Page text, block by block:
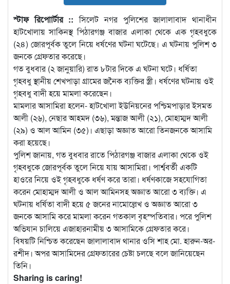
স্টাফ রিপোার্টার :: সিলেট নগর পুলিশের জালালাবাদ থানাধীন
হাটখোলায় সাকিনস্থ পিঠারগঞ্জ বাজার এলাকা থেকে এক গৃহবধুকে
(২৪) জোরপূর্বক তুলে নিয়ে ধর্ষণের ঘটনা ঘটেছে। এ ঘটনায় পুলিশ ৩
জনকে গ্রেফতার করেছে।
গত বুধবার (২ জানুয়ারি) রাত ৮টার দিকে এ ঘটনা ঘটে। ধর্ষিতা
গৃহবধু স্থানীয় শেখপাড়া গ্রামের জনৈক ব্যক্তির স্ত্রী। ধর্ষণের ঘটনায় ওই
গৃহবধু বাদী হয়ে মামলা করেছেন।
মামলার আসামিরা হলেন- হাটখোলা ইউনিয়নের পশ্চিমপাড়ার ইসমত
আলী (২৬), নেছার আহমদ (৩৬), মন্তাজ আলী (২১), মোহাম্মদ আলী
(২৯) ও আল আমিন (৩৫)। এছাড়া অজ্ঞাত আরো তিনজনকে আসামি
করা হয়েছে।
পুলিশ জানায়, গত বুধবার রাতে পিঠারগঞ্জ বাজার এলাকা থেকে ওই
গৃহবধুকে জোরপূর্বক তুলে নিয়ে যায় আসামিরা। পার্শ্ববর্তী একটি
হাওরে নিয়ে ওই গৃহবধুকে ধর্ষণ করে তারা। ধর্ষণকাজে সহযোগিতা
করেন মোহাম্মদ আলী ও আল আমিনসহ অজ্ঞাত আরো ৩ ব্যক্তি। এ
ঘটনায় ধর্ষিতা বাদী হয়ে ৫ জনের নামোল্লেখ ও অজ্ঞাত আরো ৩
জনকে আসামি করে মামলা করেন গতকাল বৃহস্পতিবার। পরে পুলিশ
অভিযান চালিয়ে এজাহারনামীয় ৩ আসামিকে গ্রেফতার করে।
বিষয়টি নিশ্চিত করেছেন জালালাবাদ থানার ওসি শাহ মো. হারুন-অর-
রশীদ। অপর আসামিদের গ্রেফতারের চেষ্টা চলছে বলে জানিয়েছেন
তিনি।
Sharing is caring!